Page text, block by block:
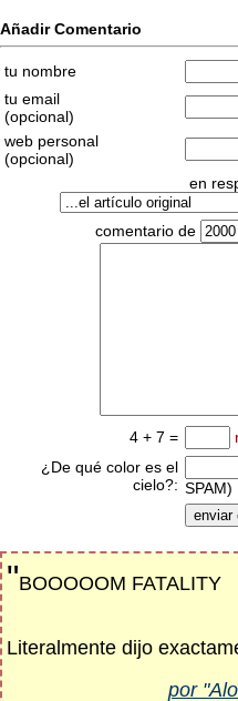
Añadir Comentario
tu nombre
tu email
(opcional)
web personal
(opcional)
en
comentario de
4 + 7 =
¿De qué color es el
cielo?: SPAM)
"BOOOOOM FATALITY
Literalmente dijo
por